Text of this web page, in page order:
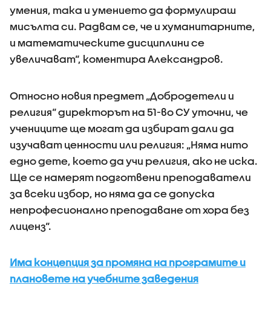
умения, така и умението да формулираш
мисълта си. Радвам се, че и хуманитарните,
и математическите дисциплини се
увеличават“, коментира Александров.
Относно новия предмет „Добродетели и
религия“ директорът на 51-во СУ уточни, че
учениците ще могат да избират дали да
изучават ценности или религия: „Няма нито
едно дете, което да учи религия, ако не иска.
Ще се намерят подготвени преподаватели
за всеки избор, но няма да се допуска
непрофесионално преподаване от хора без
лиценз“.
Има концепция за промяна на програмите и
плановете на учебните заведения